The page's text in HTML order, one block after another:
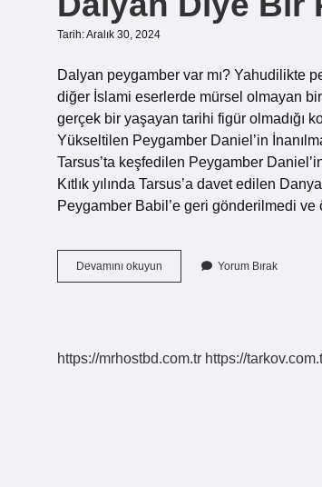
Tarih: Aralık 30, 2024
Dalyan peygamber var mı? Yahudilikte
diğer İslami eserlerde mürsel olmayan
gerçek bir yaşayan tarihi figür olmadığı
Yükseltilen Peygamber Daniel’in
Tarsus’ta keşfedilen Peygamber
Kıtlık yılında Tarsus’a davet edilen
Peygamber Babil’e geri gönderilmedi
Devamını okuyun
Diye
Yorum Bırak
https://mrhostbd.com.tr https://